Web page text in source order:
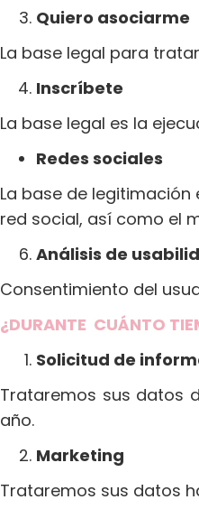
Quiero asociarme
La base legal para
Inscríbete
La base legal es la
Redes sociales
La base de
red social, así como el
Análisis de
Consentimiento del
¿DURANTE CUÁNTO
Solicitud de
Trataremos sus datos
año.
Marketing
Trataremos sus datos